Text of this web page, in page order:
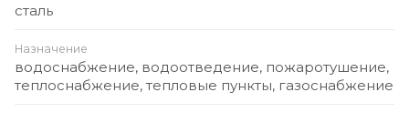
сталь
Назначение
водоснабжение, водоотведение, пожаротушение,
теплоснабжение, тепловые пункты, газоснабжение